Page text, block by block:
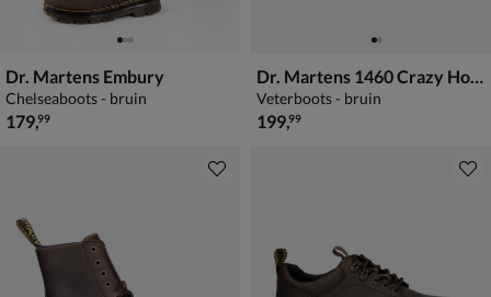
Dr. Martens Embury
Chelseaboots - bruin
€ 179,99
179,99
Dr. Martens 1460 Crazy Horse
Veterboots - bruin
€ 199,99
199,99